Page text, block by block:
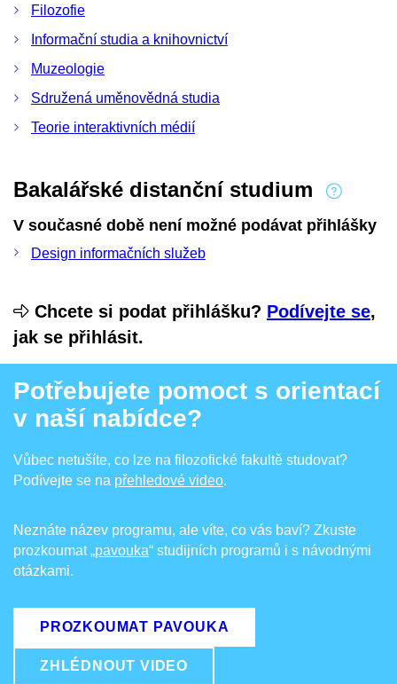
Filozofie
Informační studia a knihovnictví
Muzeologie
Sdružená uměnovědná studia
Teorie interaktivních médií
Bakalářské distanční studium
V současné době není možné podávat přihlášky
Design informačních služeb
Chcete si podat přihlášku? Podívejte se,
jak se přihlásit.
Potřebujete pomoct s orientací
v naší nabídce?
Vůbec netušíte, co lze na filozofické fakultě studovat?
Podívejte se na přehledové video.
Neznáte název programu, ale víte, co vás baví? Zkuste
prozkoumat„pavouka“ studijních programů i s návodnými
otázkami.
PROZKOUMAT PAVOUKA
ZHLÉDNOUT VIDEO